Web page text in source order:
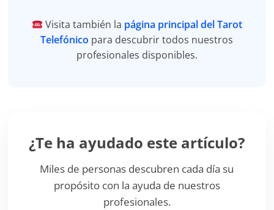
Visita también la página principal del Tarot
Telefónico para descubrir todos nuestros
profesionales disponibles.
¿Te ha ayudado este artículo?
Miles de personas descubren cada día su
propósito con la ayuda de nuestros
profesionales.